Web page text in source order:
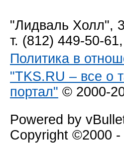
"Лидваль Холл",
т. (812) 449-50-
Политика в
"TKS.RU – все о
портал" © 2000-
Powered by
Copyright ©2000